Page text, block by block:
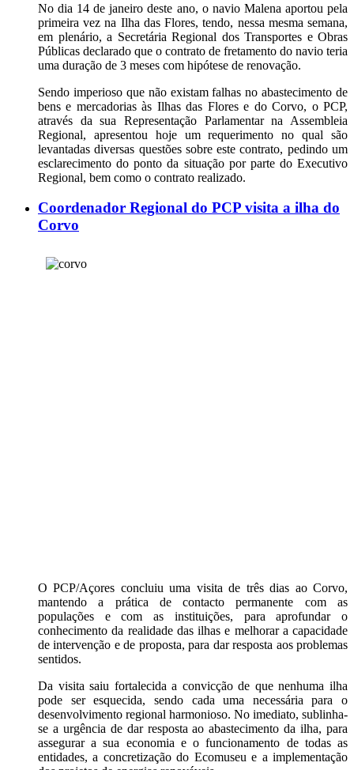
No dia 14 de janeiro deste ano, o navio Malena aportou pela
primeira vez na Ilha das Flores, tendo, nessa mesma semana,
em plenário, a Secretária Regional dos Transportes e Obras
Públicas declarado que o contrato de fretamento do navio teria
uma duração de 3 meses com hipótese de renovação.
Sendo imperioso que não existam falhas no abastecimento de
bens e mercadorias às Ilhas das Flores e do Corvo, o PCP,
através da sua Representação Parlamentar na Assembleia
Regional, apresentou hoje um requerimento no qual são
levantadas diversas questões sobre este contrato, pedindo um
esclarecimento do ponto da situação por parte do Executivo
Regional, bem como o contrato realizado.
Coordenador Regional do PCP visita a ilha do
Corvo
O PCP/Açores concluiu uma visita de três dias ao Corvo,
mantendo a prática de contacto permanente com as
populações e com as instituições, para aprofundar o
conhecimento da realidade das ilhas e melhorar a capacidade
de intervenção e de proposta, para dar resposta aos problemas
sentidos.
Da visita saiu fortalecida a convicção de que nenhuma ilha
pode ser esquecida, sendo cada uma necessária para o
desenvolvimento regional harmonioso. No imediato, sublinha-
se a urgência de dar resposta ao abastecimento da ilha, para
assegurar a sua economia e o funcionamento de todas as
entidades, a concretização do Ecomuseu e a implementação